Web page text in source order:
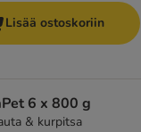
Lisää ostoskoriin
6 x 800 g
& kurpitsa